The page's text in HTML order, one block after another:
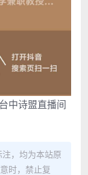
中诗盟直播间
，均为本站原
时，禁止复